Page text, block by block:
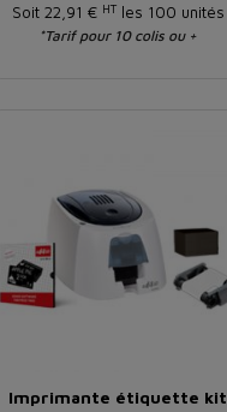
Soit 22,91 € HTles 100 unités
*Tarif pour 10 colis ou +
Imprimante étiquette kit